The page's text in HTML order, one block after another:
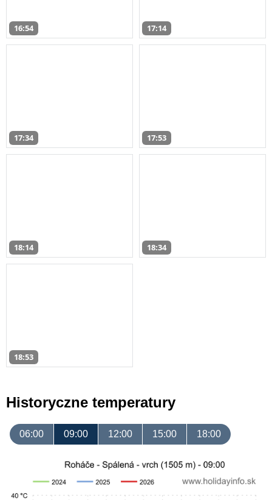
16:54 17:14
17:34 17:53
18:14 18:34
18:53
Historyczne temperatury
06:00 09:00 12:00 15:00 18:00